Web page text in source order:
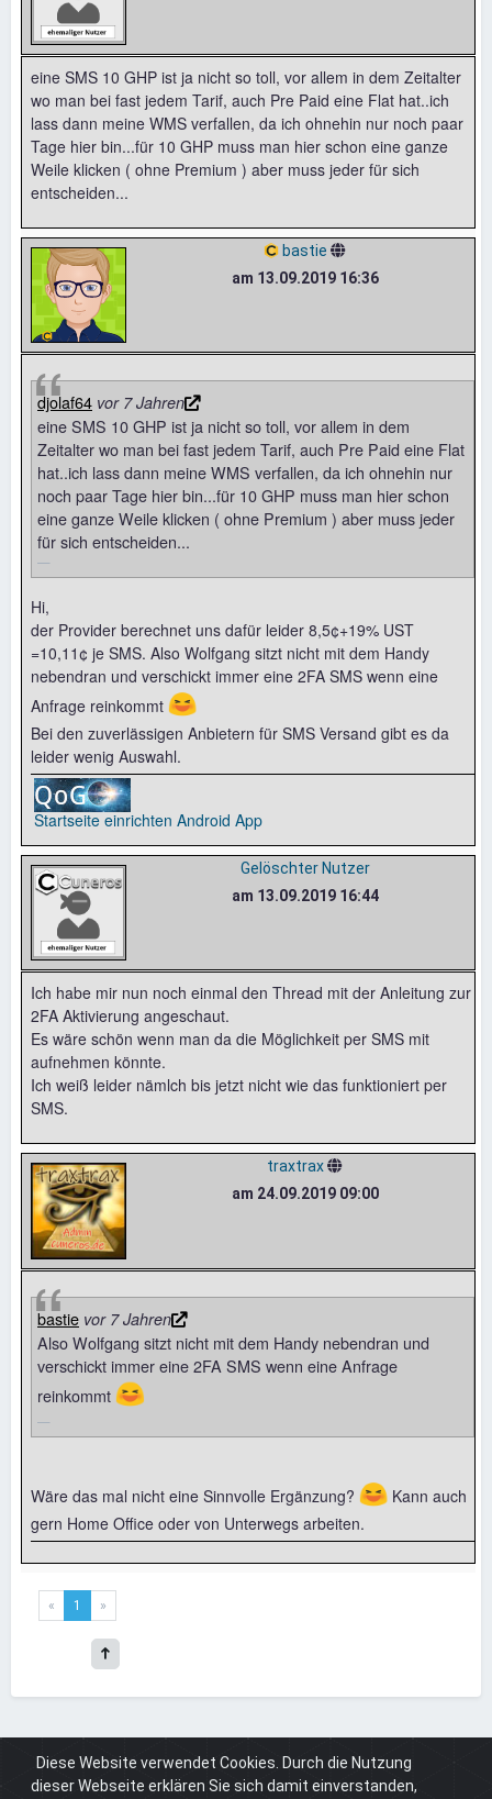
eine SMS 10 GHP ist ja nicht so toll, vor allem in dem Zeitalter
wo man bei fast jedem Tarif, auch Pre Paid eine Flat hat..ich
lass dann meine WMS verfallen, da ich ohnehin nur noch paar
Tage hier bin...für 10 GHP muss man hier schon eine ganze
Weile klicken ( ohne Premium ) aber muss jeder für sich
entscheiden...
bastie
am 13.09.2019 16:36
djolaf64 vor 7 Jahren
eine SMS 10 GHP ist ja nicht so toll, vor allem in dem
Zeitalter wo man bei fast jedem Tarif, auch Pre Paid eine Flat
hat..ich lass dann meine WMS verfallen, da ich ohnehin nur
noch paar Tage hier bin...für 10 GHP muss man hier schon
eine ganze Weile klicken ( ohne Premium ) aber muss jeder
für sich entscheiden...
Hi,
der Provider berechnet uns dafür leider 8,5¢+19% UST
=10,11¢ je SMS. Also Wolfgang sitzt nicht mit dem Handy
nebendran und verschickt immer eine 2FA SMS wenn eine
Anfrage reinkommt 😆
Bei den zuverlässigen Anbietern für SMS Versand gibt es da
leider wenig Auswahl.
Startseite einrichten Android App
Gelöschter Nutzer
am 13.09.2019 16:44
Ich habe mir nun noch einmal den Thread mit der Anleitung zur
2FA Aktivierung angeschaut.
Es wäre schön wenn man da die Möglichkeit per SMS mit
aufnehmen könnte.
Ich weiß leider nämlch bis jetzt nicht wie das funktioniert per
SMS.
traxtrax
am 24.09.2019 09:00
bastie vor 7 Jahren
Also Wolfgang sitzt nicht mit dem Handy nebendran und
verschickt immer eine 2FA SMS wenn eine Anfrage
reinkommt 😆
Wäre das mal nicht eine Sinnvolle Ergänzung? 😆 Kann auch
gern Home Office oder von Unterwegs arbeiten.
« 1 »
Board Cuneros.deNews & Infos2FA nun per SMS möglich
Diese Website verwendet Cookies. Durch die Nutzung
dieser Webseite erklären Sie sich damit einverstanden,